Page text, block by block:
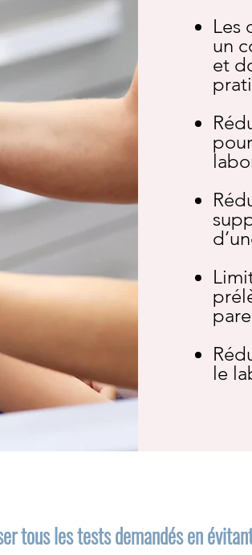
Les
un
et
le
tous les tests demandés en